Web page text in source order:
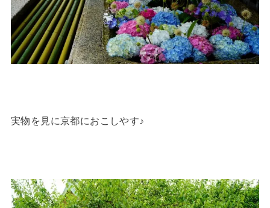
実物を見に京都におこしやす♪